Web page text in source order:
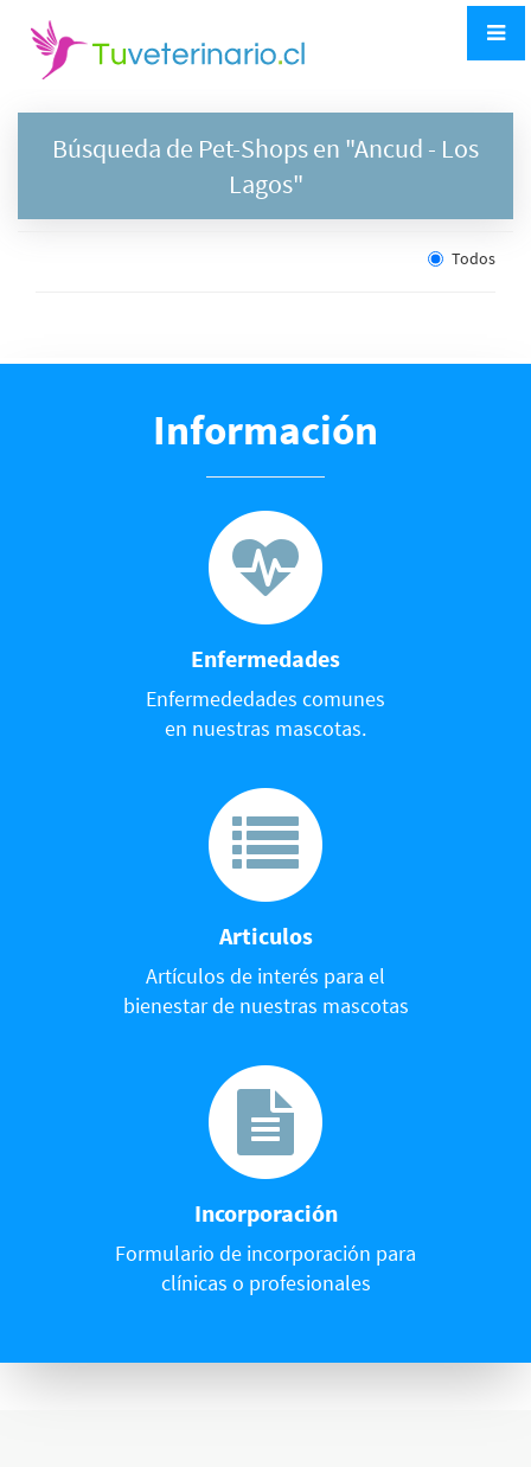
Búsqueda de Pet-Shops en "Ancud - Los
Lagos"
Todos
Información
Enfermedades
Enfermededades comunes
en nuestras mascotas.
Articulos
Artículos de interés para el
bienestar de nuestras mascotas
Incorporación
Formulario de incorporación para
clínicas o profesionales